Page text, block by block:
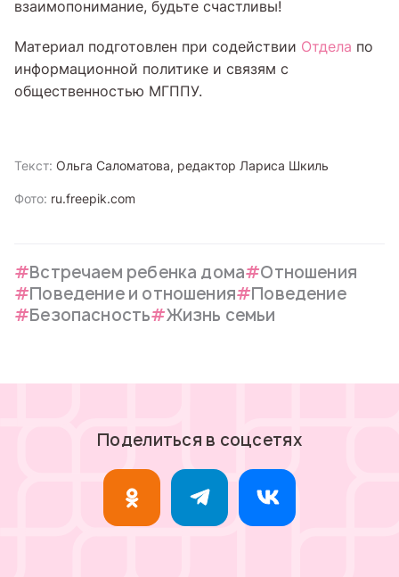
взаимопонимание, будьте счастливы!
Материал подготовлен при содействии Отдела по
информационной политике и связям с
общественностью МГППУ.
Текст: Ольга Саломатова, редактор Лариса Шкиль
Фото: ru.freepik.com
Встречаем ребенка дома
Отношения
Поведение и отношения
Поведение
Безопасность
Жизнь семьи
Поделиться в соцсетях